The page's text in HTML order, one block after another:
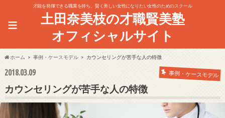
才能を発揮できる職業を持ち、賢く美しい女性になりたい女性のためのスクール
土田奈美枝の才職賢美塾
オフィシャルサイト
≡
ホーム 事例・ケースモデル カウンセリングが苦手な人の特徴
2018.03.09 事例・ケースモデル
カウンセリングが苦手な人の特徴